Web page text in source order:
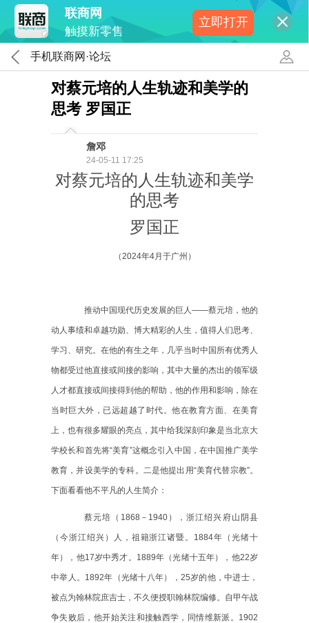
联商网
触摸新零售
立即打开
手机联商网·论坛
对蔡元培的人生轨迹和美学的
思考 罗国正
詹邓
24-05-11 17:25
对蔡元培的人生轨迹和美学
的思考
罗国正
（2024年4月于广州）
推动中国现代历史发展的巨人 ——蔡元培，他的
动人事绩和卓越功勋、博大精彩的人生，值得人们思考、
学习、研究。在他的有生之年，几乎当时中国所有优秀人
物都受过他直接或间接的影响，其中大量的杰出的领军级
人才都直接或间接得到他的帮助，他的作用和影响，除在
当时巨大外，已远超越了时代。他在教育方面、在美育
上，也有很多耀眼的亮点，其中给我深刻印象是当北京大
学校长和首先将“美育”这概念引入中国，在中国推广美学
教育，并设美学的专科。二是他提出用“美育代替宗教”。
下面看看他不平凡的人生简介：
蔡元培（ 1868 － 1940），浙江绍兴府山阴县
（今浙江绍兴）人，祖籍浙江诸暨。 1884年（光绪十
年），他17岁中秀才。 1889年（光绪十五年），他22岁
中举人。 1892年（光绪十八年）， 25岁的他，中进士，
被点为翰林院庶吉士，不久便授职翰林院编修。自甲午战
争失败后，他开始关注和接触西学，同情维新派。 1902